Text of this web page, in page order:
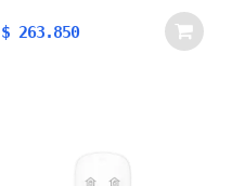
cuestiones como: ruido
ambiental. materiales y
$ 263.850